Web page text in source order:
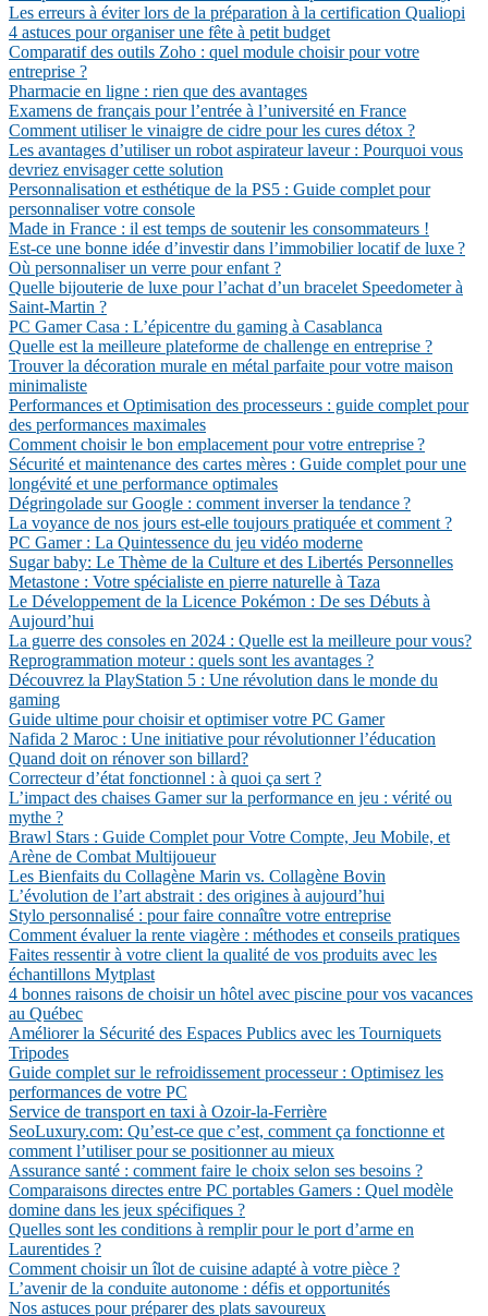
Les erreurs à éviter lors de la préparation à la certification Qualiopi
4 astuces pour organiser une fête à petit budget
Comparatif des outils Zoho : quel module choisir pour votre
entreprise ?
Pharmacie en ligne : rien que des avantages
Examens de français pour l’entrée à l’université en France
Comment utiliser le vinaigre de cidre pour les cures détox ?
Les avantages d’utiliser un robot aspirateur laveur : Pourquoi vous
devriez envisager cette solution
Personnalisation et esthétique de la PS5 : Guide complet pour
personnaliser votre console
Made in France : il est temps de soutenir les consommateurs !
Est-ce une bonne idée d’investir dans l’immobilier locatif de luxe ?
Où personnaliser un verre pour enfant ?
Quelle bijouterie de luxe pour l’achat d’un bracelet Speedometer à
Saint-Martin ?
PC Gamer Casa : L’épicentre du gaming à Casablanca
Quelle est la meilleure plateforme de challenge en entreprise ?
Trouver la décoration murale en métal parfaite pour votre maison
minimaliste
Performances et Optimisation des processeurs : guide complet pour
des performances maximales
Comment choisir le bon emplacement pour votre entreprise ?
Sécurité et maintenance des cartes mères : Guide complet pour une
longévité et une performance optimales
Dégringolade sur Google : comment inverser la tendance ?
La voyance de nos jours est-elle toujours pratiquée et comment ?
PC Gamer : La Quintessence du jeu vidéo moderne
Sugar baby: Le Thème de la Culture et des Libertés Personnelles
Metastone : Votre spécialiste en pierre naturelle à Taza
Le Développement de la Licence Pokémon : De ses Débuts à
Aujourd’hui
La guerre des consoles en 2024 : Quelle est la meilleure pour vous?
Reprogrammation moteur : quels sont les avantages ?
Découvrez la PlayStation 5 : Une révolution dans le monde du
gaming
Guide ultime pour choisir et optimiser votre PC Gamer
Nafida 2 Maroc : Une initiative pour révolutionner l’éducation
Quand doit on rénover son billard?
Correcteur d’état fonctionnel : à quoi ça sert ?
L’impact des chaises Gamer sur la performance en jeu : vérité ou
mythe ?
Brawl Stars : Guide Complet pour Votre Compte, Jeu Mobile, et
Arène de Combat Multijoueur
Les Bienfaits du Collagène Marin vs. Collagène Bovin
L’évolution de l’art abstrait : des origines à aujourd’hui
Stylo personnalisé : pour faire connaître votre entreprise
Comment évaluer la rente viagère : méthodes et conseils pratiques
Faites ressentir à votre client la qualité de vos produits avec les
échantillons Mytplast
4 bonnes raisons de choisir un hôtel avec piscine pour vos vacances
au Québec
Améliorer la Sécurité des Espaces Publics avec les Tourniquets
Tripodes
Guide complet sur le refroidissement processeur : Optimisez les
performances de votre PC
Service de transport en taxi à Ozoir-la-Ferrière
SeoLuxury.com: Qu’est-ce que c’est, comment ça fonctionne et
comment l’utiliser pour se positionner au mieux
Assurance santé : comment faire le choix selon ses besoins ?
Comparaisons directes entre PC portables Gamers : Quel modèle
domine dans les jeux spécifiques ?
Quelles sont les conditions à remplir pour le port d’arme en
Laurentides ?
Comment choisir un îlot de cuisine adapté à votre pièce ?
L’avenir de la conduite autonome : défis et opportunités
Nos astuces pour préparer des plats savoureux